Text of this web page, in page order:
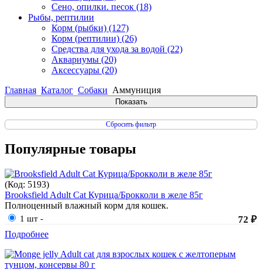
Сено, опилки. песок (18)
Рыбы, рептилии
Корм (рыбки) (127)
Корм (рептилии) (26)
Средства для ухода за водой (22)
Аквариумы (20)
Аксессуары (20)
Главная Каталог Собаки Аммуниция
Сбросить фильтр
Популярные товары
(Код: 5193)
Brooksfield Adult Cat Курица/Брокколи в желе 85г
Полноценный влажный корм для кошек.
1 шт - 72 ₽
Подробнее